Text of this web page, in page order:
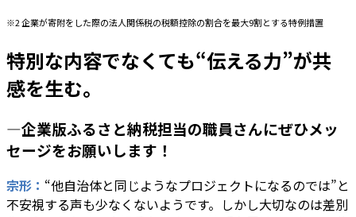
※2 企業が寄附をした際の法人関係税の税額控除の割合を最大9割とする特例措置
特別な内容でなくても“伝える力”が共
感を生む。
―企業版ふるさと納税担当の職員さんにぜひメッ
セージをお願いします！
宗形： “他自治体と同じようなプロジェクトになるのでは”と
不安視する声も少なくないようです。しかし大切なのは差別